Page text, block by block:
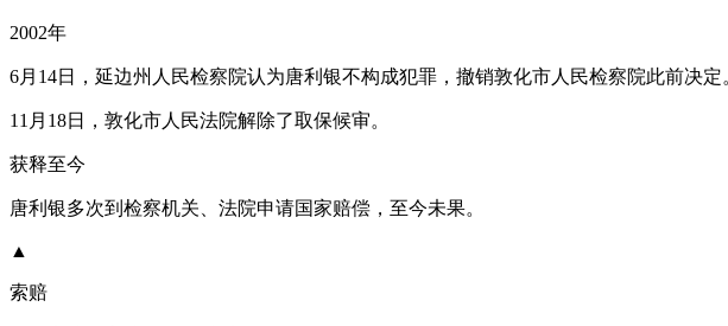
2002年
6月14日，延边州人民检察院认为唐利银不构成犯罪，撤销敦化市人民检察院此前决定
11月18日，敦化市人民法院解除了取保候审。
获释至今
唐利银多次到检察机关、法院申请国家赔偿，至今未果。
▲
索赔